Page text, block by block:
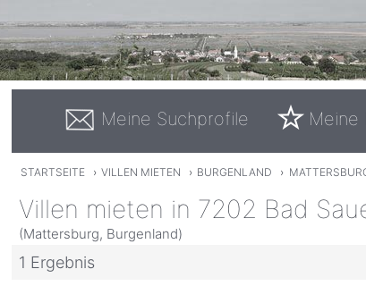
Meine Suchprofile Meine
STARTSEITE › VILLEN MIETEN › BURGENLAND ›
Villen mieten in 7202 Bad
(Mattersburg, Burgenland)
1 Ergebnis